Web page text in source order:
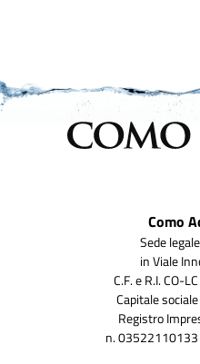
Como
Sede
in Viale
C.F. e R.I. CO-
Capitale
Registro
n.